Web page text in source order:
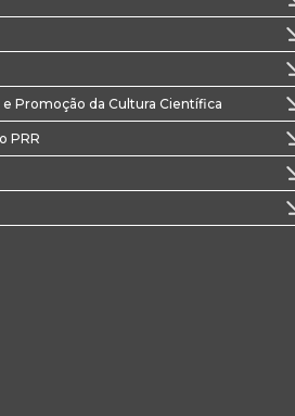
Promoção da Cultura Científica
PRR